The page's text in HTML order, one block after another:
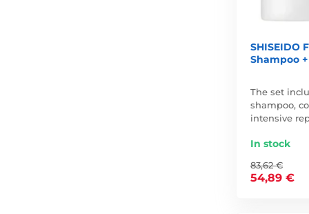
SHISEIDO
Shampoo
The set
shampoo,
intensive
In stock
83,62 €
54,89 €